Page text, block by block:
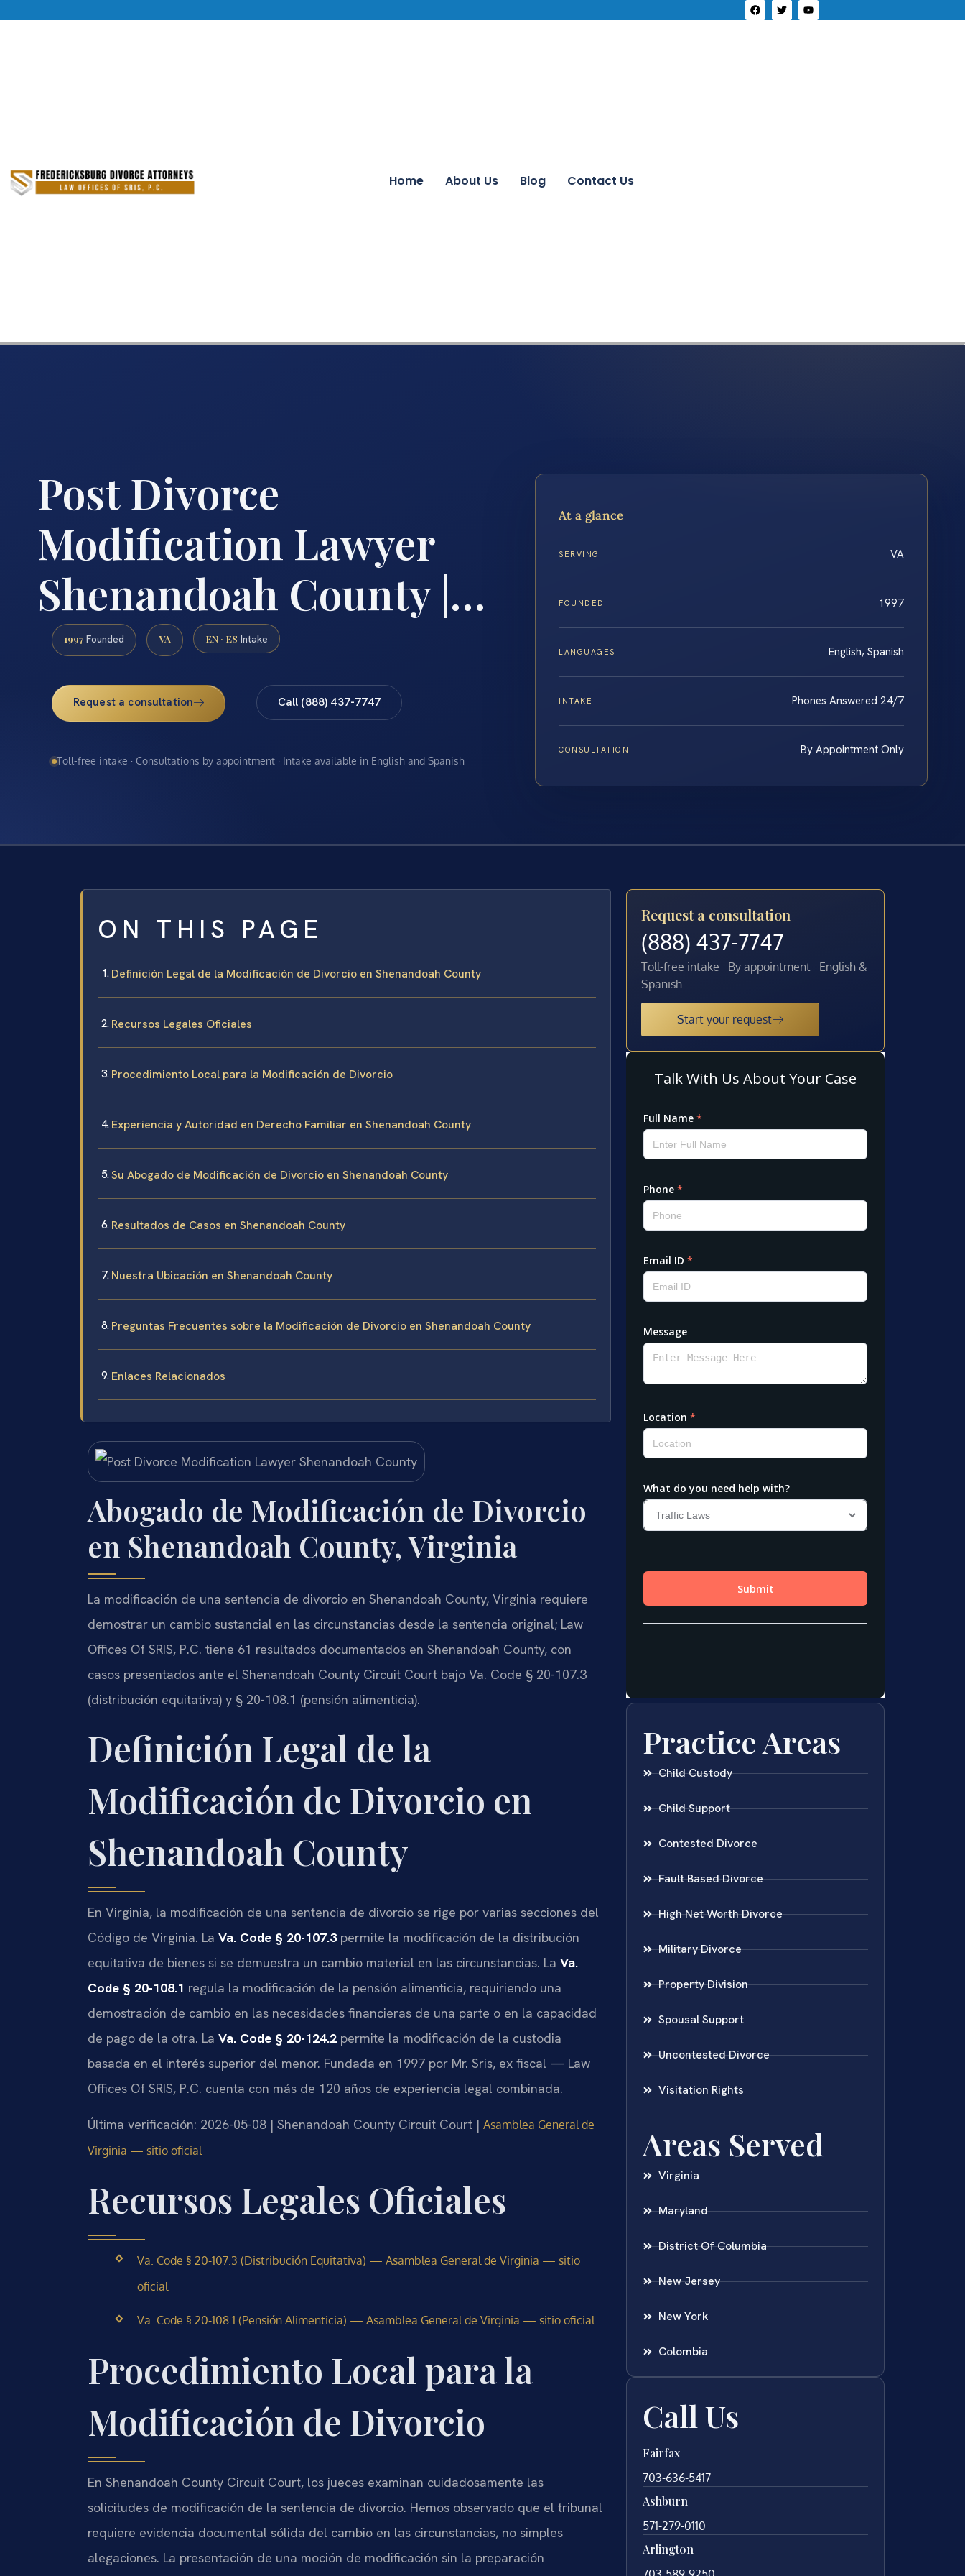
Home About Us Blog Contact Us
Post Divorce
Modification Lawyer
Shenandoah County |…
1997 Founded VA EN · ES Intake
Request a consultation Call (888) 437-7747
Toll-free intake · Consultations by appointment · Intake available in English and Spanish
At a glance
SERVING VA
FOUNDED 1997
LANGUAGES English, Spanish
INTAKE Phones Answered 24/7
CONSULTATION By Appointment Only
ON THIS PAGE
Definición Legal de la Modificación de Divorcio en Shenandoah County
Recursos Legales Oficiales
Procedimiento Local para la Modificación de Divorcio
Experiencia y Autoridad en Derecho Familiar en Shenandoah County
Su Abogado de Modificación de Divorcio en Shenandoah County
Resultados de Casos en Shenandoah County
Nuestra Ubicación en Shenandoah County
Preguntas Frecuentes sobre la Modificación de Divorcio en Shenandoah County
Enlaces Relacionados
Abogado de Modificación de Divorcio
en Shenandoah County, Virginia
La modificación de una sentencia de divorcio en Shenandoah County, Virginia requiere
demostrar un cambio sustancial en las circunstancias desde la sentencia original; Law
Offices Of SRIS, P.C. tiene 61 resultados documentados en Shenandoah County, con
casos presentados ante el Shenandoah County Circuit Court bajo Va. Code § 20-107.3
(distribución equitativa) y § 20-108.1 (pensión alimenticia).
Definición Legal de la
Modificación de Divorcio en
Shenandoah County
En Virginia, la modificación de una sentencia de divorcio se rige por varias secciones del
Código de Virginia. La Va. Code § 20-107.3permite la modificación de la distribución
equitativa de bienes si se demuestra un cambio material en las circunstancias. La Va.
Code § 20-108.1 regula la modificación de la pensión alimenticia, requiriendo una
demostración de cambio en las necesidades financieras de una parte o en la capacidad
de pago de la otra. La Va. Code § 20-124.2 permite la modificación de la custodia
basada en el interés superior del menor. Fundada en 1997 por Mr. Sris, ex fiscal — Law
Offices Of SRIS, P.C. cuenta con más de 120 años de experiencia legal combinada.
Última verificación: 2026-05-08 | Shenandoah County Circuit Court | Asamblea General de
Virginia — sitio oficial
Recursos Legales Oficiales
Va. Code § 20-107.3 (Distribución Equitativa) — Asamblea General de Virginia — sitio
oficial
Va. Code § 20-108.1 (Pensión Alimenticia) — Asamblea General de Virginia — sitio oficial
Procedimiento Local para la
Modificación de Divorcio
En Shenandoah County Circuit Court, los jueces examinan cuidadosamente las
solicitudes de modificación de la sentencia de divorcio. Hemos observado que el tribunal
requiere evidencia documental sólida del cambio en las circunstancias, no simples
alegaciones. La presentación de una moción de modificación sin la preparación
Request a consultation
(888) 437-7747
Toll-free intake · By appointment · English &
Spanish
Start your request
Practice Areas
Child Custody
Child Support
Contested Divorce
Fault Based Divorce
High Net Worth Divorce
Military Divorce
Property Division
Spousal Support
Uncontested Divorce
Visitation Rights
Areas Served
Virginia
Maryland
District Of Columbia
New Jersey
New York
Colombia
Call Us
Fairfax
703-636-5417
Ashburn
571-279-0110
Arlington